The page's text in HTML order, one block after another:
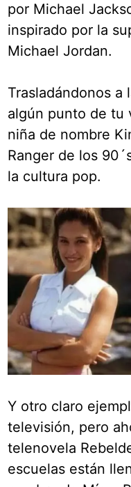
por Michael
inspirado por la
Michael Jordan.
Trasladándonos a
algún punto de tu
niña de nombre
Ranger de los
la cultura pop.
Y otro claro
televisión, pero
telenovela
escuelas están